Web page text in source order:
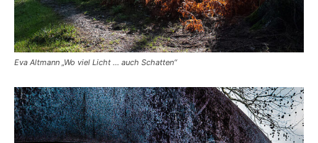
Eva Altmann „Wo viel Licht … auch Schatten“